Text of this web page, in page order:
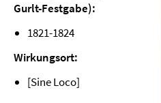
Gurlt-Festgabe):
1821-1824
Wirkungsort:
[Sine Loco]